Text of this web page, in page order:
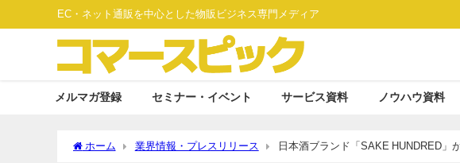
EC・ネット通販を中心とした物販ビジネス専門メディア
メルマガ登録 セミナー・イベント サービス資料 ノウハウ資料
ホーム 業界情報・プレスリリース 日本酒ブランド「SAKE HUNDRED」